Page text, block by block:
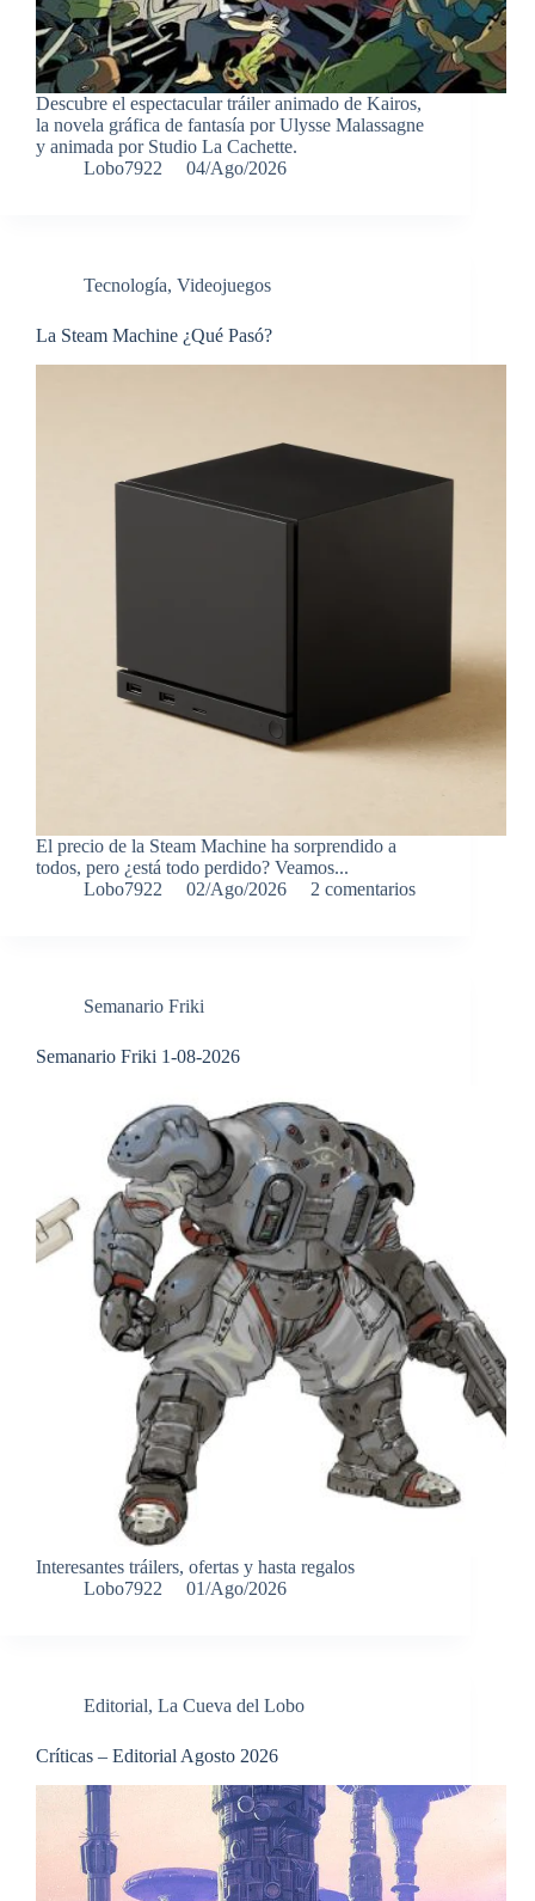
Descubre el espectacular tráiler animado de Kairos,
la novela gráfica de fantasía por Ulysse Malassagne
y animada por Studio La Cachette.
Lobo7922
04/Ago/2026
Tecnología, Videojuegos
La Steam Machine ¿Qué Pasó?
El precio de la Steam Machine ha sorprendido a
todos, pero ¿está todo perdido? Veamos...
Lobo7922
02/Ago/2026 2 comentarios
Semanario Friki
Semanario Friki 1-08-2026
Interesantes tráilers, ofertas y hasta regalos
Lobo7922
01/Ago/2026
Editorial, La Cueva del Lobo
Críticas – Editorial Agosto 2026